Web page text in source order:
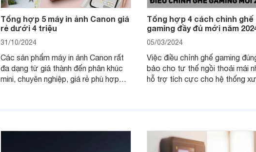
Tổng hợp 5 máy in ảnh Canon giá
rẻ dưới 4 triệu
31/10/2024
Các sản phẩm máy in ảnh Canon rất
đa dạng từ giá thành đến phân khúc
mini, chuyên nghiệp, giá rẻ phù hợp
Tổng hợp 4 cách chỉnh ghế
gaming đầy đủ mới năm
05/03/2024
Việc điều chỉnh ghế gaming
bảo cho tư thế ngồi thoải mái
hỗ trợ tích cực cho hệ thống